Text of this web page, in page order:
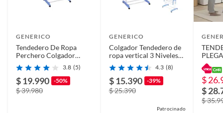
GENERICO
Tendedero De Ropa
Perchero Colgador
Plegable 3 Niveles3.8 (5)
$ 19.990 -50%
$ 39.980
GENERICO
Colgador Tendedero de
ropa vertical 3 Niveles
Con Alas
4.3 (8)
$ 15.390 -39%
$ 25.390
Patrocinado
MP
$
$
$